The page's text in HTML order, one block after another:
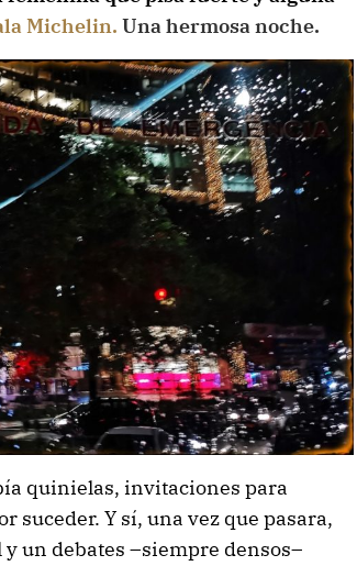
Michelin. Una hermosa noche.
quinielas, invitaciones para
suceder. Y sí, una vez que pasara,
un debates –siempre densos–